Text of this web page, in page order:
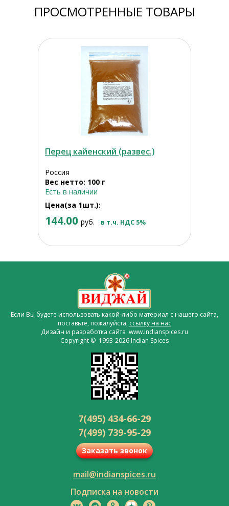
ПРОСМОТРЕННЫЕ ТОВАРЫ
Перец кайенский (развес.)
Россия
Вес нетто: 100 г
Есть в наличии
Цена(за 1шт.):
144.00 руб. в т.ч. НДС 5%
Если Вы будете использовать какой-либо материал с нашего сайта,
поставьте, пожалуйста, ссылку на нас
Дизайн и разработка сайта www.indianspices.ru
Copyright © 1993-2026 Indian Spices
7(495) 434-66-29
7(499) 739-95-29
Заказать звонок
mail@indianspices.ru
Подписка на новости